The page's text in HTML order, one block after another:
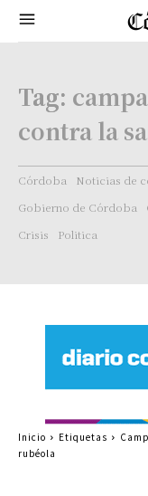
Tag:
contra la
Córdoba Noticias de
Gobierno de Córdoba
Crisis
Politica
Inicio Etiquetas
rubéola